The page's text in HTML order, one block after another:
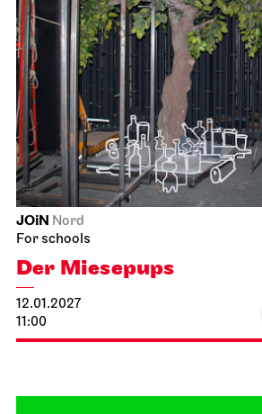
Staatsoper Stuttgart Opernhaus
For the last time this season
The Gambler
11.01.2027
19:00 - 21:45
Tue, 12.01.2027